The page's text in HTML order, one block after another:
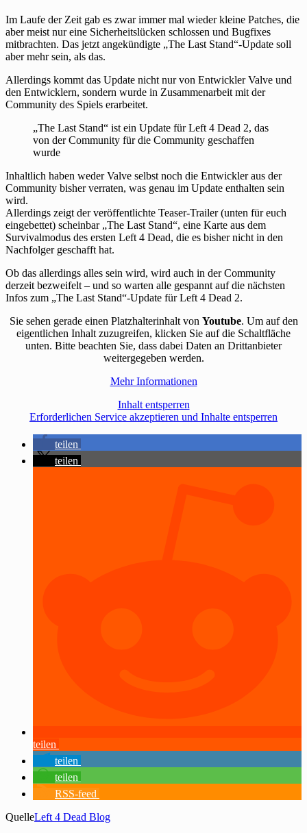
Im Laufe der Zeit gab es zwar immer mal wieder kleine Patches, die
aber meist nur eine Sicherheitslücken schlossen und Bugfixes
mitbrachten. Das jetzt angekündigte „The Last Stand“-Update soll
aber mehr sein, als das.
Allerdings kommt das Update nicht nur von Entwickler Valve und
den Entwicklern, sondern wurde in Zusammenarbeit mit der
Community des Spiels erarbeitet.
„The Last Stand“ ist ein Update für Left 4 Dead 2, das
von der Community für die Community geschaffen
wurde
Inhaltlich haben weder Valve selbst noch die Entwickler aus der
Community bisher verraten, was genau im Update enthalten sein
wird.
Allerdings zeigt der veröffentlichte Teaser-Trailer (unten für euch
eingebettet) scheinbar „The Last Stand“, eine Karte aus dem
Survivalmodus des ersten Left 4 Dead, die es bisher nicht in den
Nachfolger geschafft hat.
Ob das allerdings alles sein wird, wird auch in der Community
derzeit bezweifelt – und so warten alle gespannt auf die nächsten
Infos zum „The Last Stand“-Update für Left 4 Dead 2.
Sie sehen gerade einen Platzhalterinhalt von Youtube. Um auf den
eigentlichen Inhalt zuzugreifen, klicken Sie auf die Schaltfläche
unten. Bitte beachten Sie, dass dabei Daten an Drittanbieter
weitergegeben werden.
Mehr Informationen
Inhalt entsperren
Erforderlichen Service akzeptieren und Inhalte entsperren
teilen
teilen
teilen
teilen
teilen
RSS-feed
QuelleLeft 4 Dead Blog